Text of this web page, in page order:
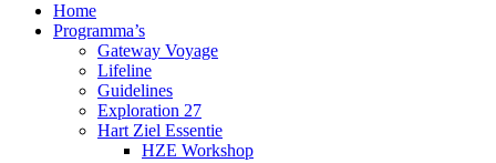
Home
Programma’s
Gateway Voyage
Lifeline
Guidelines
Exploration 27
Hart Ziel Essentie
HZE Workshop